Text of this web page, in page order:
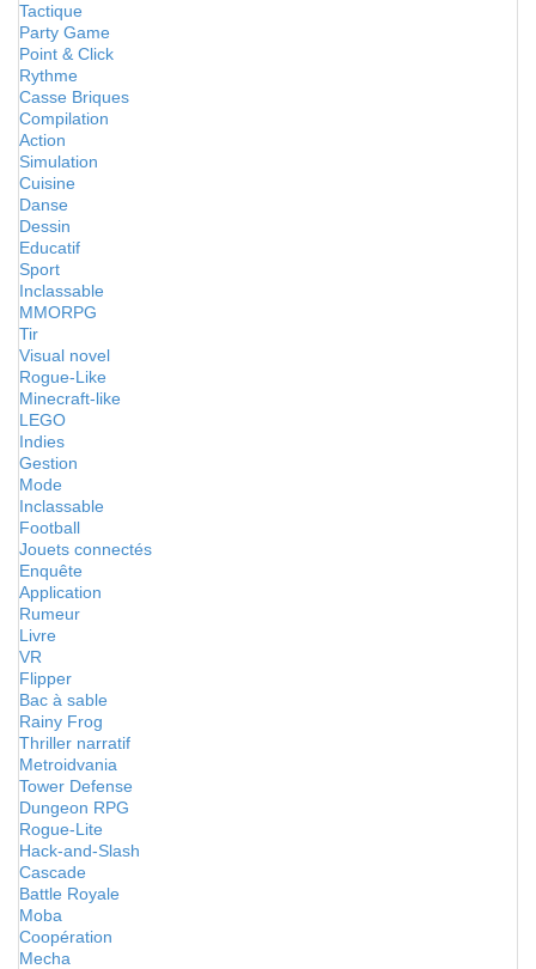
Tactique
Party Game
Point & Click
Rythme
Casse Briques
Compilation
Action
Simulation
Cuisine
Danse
Dessin
Educatif
Sport
Inclassable
MMORPG
Tir
Visual novel
Rogue-Like
Minecraft-like
LEGO
Indies
Gestion
Mode
Inclassable
Football
Jouets connectés
Enquête
Application
Rumeur
Livre
VR
Flipper
Bac à sable
Rainy Frog
Thriller narratif
Metroidvania
Tower Defense
Dungeon RPG
Rogue-Lite
Hack-and-Slash
Cascade
Battle Royale
Moba
Coopération
Mecha